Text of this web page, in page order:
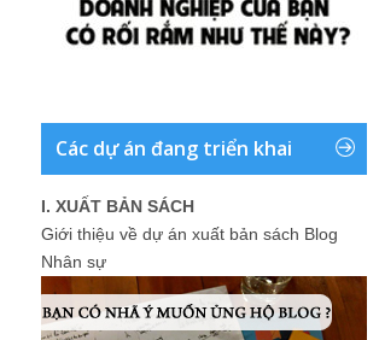
Các dự án đang triển khai
I. XUẤT BẢN SÁCH
Giới thiệu về dự án xuất bản sách Blog
Nhân sự